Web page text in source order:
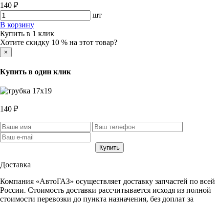
140 ₽
шт
В корзину
Купить в 1 клик
Хотите скидку 10 % на этот товар?
×
Купить в один клик
140 ₽
Доставка
Компания «АвтоГАЗ» осуществляет доставку запчастей по всей
России. Стоимость доставки рассчитывается исходя из полной
стоимости перевозки до пункта назначения, без доплат за